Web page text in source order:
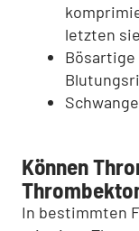
letzten
Können
In bestimmten